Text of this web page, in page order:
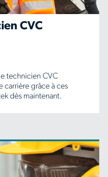
CVC
technicien CVC
carrière grâce à ces
dès maintenant.
5-